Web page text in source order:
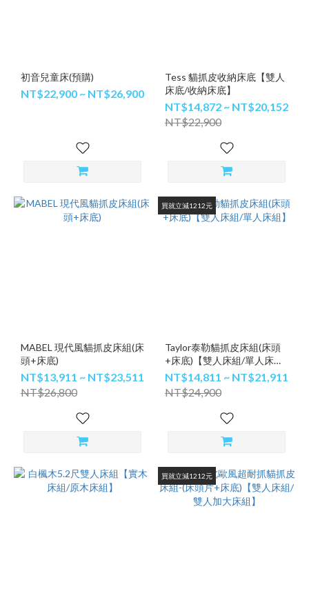
初音兒童床(預購)
NT$22,900 ~ NT$26,900
Tess 貓抓皮收納床底【雙人
床底/收納床底】
NT$14,872 ~ NT$20,152
NT$22,900
MABEL 現代風貓抓皮床組(床
頭+床底)
NT$13,911 ~ NT$23,511
NT$26,800
買就立減1212元
Taylor泰勒貓抓皮床組(床頭
+床底)【雙人床組/單人床
組】
NT$14,811 ~ NT$21,911
NT$24,900
買就立減1212元